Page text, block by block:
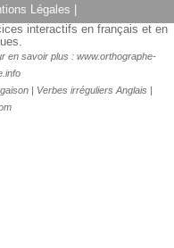
Légales
interactifs en français et en
en savoir plus : www.orthographe-
| Verbes irréguliers Anglais